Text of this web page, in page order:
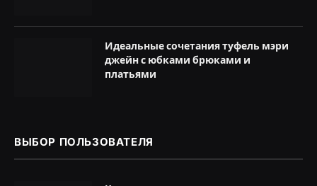
Идеальные сочетания туфель мэри
джейн с юбками брюками и
платьями
ВЫБОР ПОЛЬЗОВАТЕЛЯ